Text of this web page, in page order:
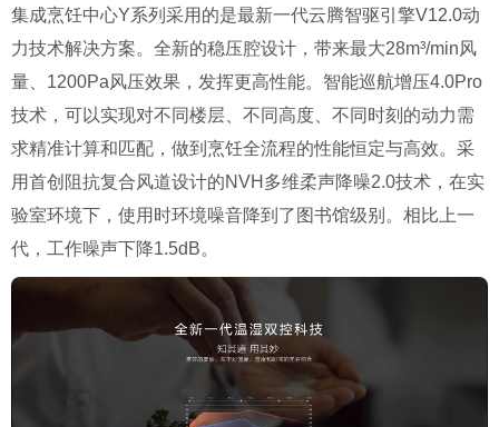
集成烹饪中心Y系列采用的是最新一代云腾智驱引擎V12.0动
力技术解决方案。全新的稳压腔设计，带来最大28m³/min风
量、1200Pa风压效果，发挥更高性能。智能巡航增压4.0Pro
技术，可以实现对不同楼层、不同高度、不同时刻的动力需
求精准计算和匹配，做到烹饪全流程的性能恒定与高效。采
用首创阻抗复合风道设计的NVH多维柔声降噪2.0技术，在实
验室环境下，使用时环境噪音降到了图书馆级别。相比上一
代，工作噪声下降1.5dB。